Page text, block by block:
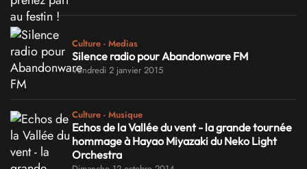
Culture - Medias
Silence radio pour Abandonware FM
Vendredi 2 janvier 2015
Culture - Musique
Echos de la Vallée du vent - la grande tournée
hommage à Hayao Miyazaki du Neko Light
Orchestra